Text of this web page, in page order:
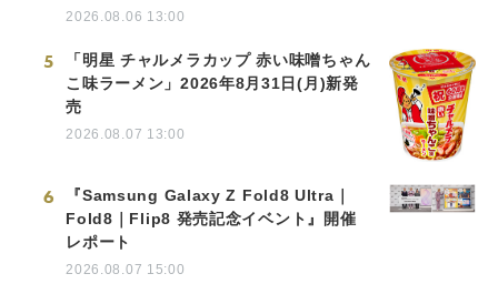
2026.08.06 13:00
5
「明星 チャルメラカップ 赤い味噌ちゃん
こ味ラーメン」2026年8月31日(月)新発
売
2026.08.07 13:00
6
『Samsung Galaxy Z Fold8 Ultra｜
Fold8｜Flip8 発売記念イベント』開催
レポート
2026.08.07 15:00